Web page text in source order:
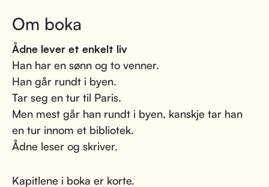
Om boka
Ådne lever et enkelt liv
Han har en sønn og to venner.
Han går rundt i byen.
Tar seg en tur til Paris.
Men mest går han rundt i byen, kanskje tar han
en tur innom et bibliotek.
Ådne leser og skriver.
Kapitlene i boka er korte.